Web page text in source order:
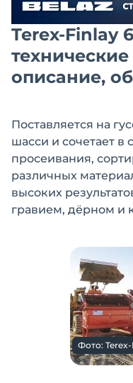
Terex-Finlay
описание,
Поставляется на
шасси и сочетает в
просеивания,
различных
высоких
гравием, дёрном и
Фото: Terex-